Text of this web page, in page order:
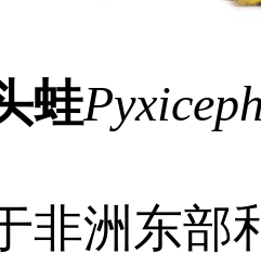
蛙
非洲东部